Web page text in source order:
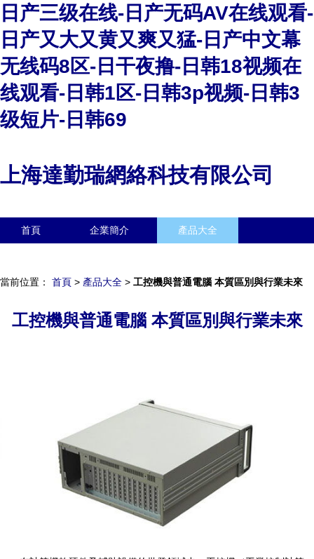
日产三级在线-日产无码AV在线观看-
日产又大又黄又爽又猛-日产中文幕
无线码8区-日干夜撸-日韩18视频在
线观看-日韩1区-日韩3p视频-日韩3
级短片-日韩69
上海達勤瑞網絡科技有限公司
首頁 企業簡介 產品大全
當前位置： 首頁 > 產品大全 > 工控機與普通電腦 本質區別與行業未來
工控機與普通電腦 本質區別與行業未來